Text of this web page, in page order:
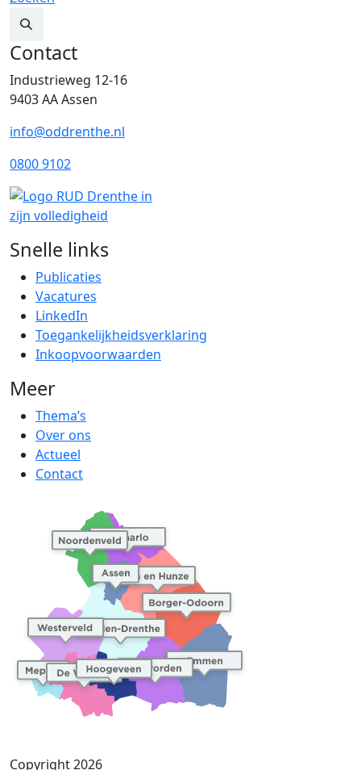
Contact
Industrieweg 12-16
9403 AA Assen
info@oddrenthe.nl
0800 9102
Snelle links
Publicaties
Vacatures
LinkedIn
Toegankelijkheidsverklaring
Inkoopvoorwaarden
Meer
Thema’s
Over ons
Actueel
Contact
Copyright 2026